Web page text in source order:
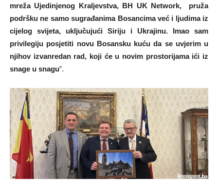
mreža Ujedinjenog Kraljevstva, BH UK Network, pruža
podršku ne samo sugrađanima Bosancima već i ljudima iz
cijelog svijeta, uključujući Siriju i Ukrajinu. Imao sam
privilegiju posjetiti novu Bosansku kuću da se uvjerim u
njihov izvanredan rad, koji će u novim prostorijama ići iz
snage u snagu”.